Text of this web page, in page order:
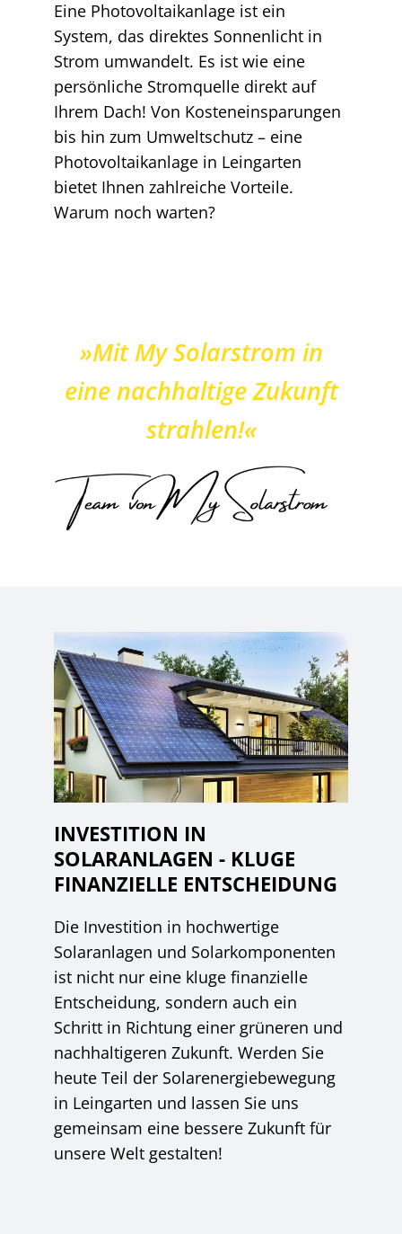
Eine Photovoltaikanlage ist ein
System, das direktes Sonnenlicht in
Strom umwandelt. Es ist wie eine
persönliche Stromquelle direkt auf
Ihrem Dach! Von Kosteneinsparungen
bis hin zum Umweltschutz – eine
Photovoltaikanlage in Leingarten
bietet Ihnen zahlreiche Vorteile.
Warum noch warten?
»Mit My Solarstrom in
eine nachhaltige Zukunft
strahlen!«
INVESTITION IN
SOLARANLAGEN - KLUGE
FINANZIELLE ENTSCHEIDUNG
Die Investition in hochwertige
Solaranlagen und Solarkomponenten
ist nicht nur eine kluge finanzielle
Entscheidung, sondern auch ein
Schritt in Richtung einer grüneren und
nachhaltigeren Zukunft. Werden Sie
heute Teil der Solarenergiebewegung
in Leingarten und lassen Sie uns
gemeinsam eine bessere Zukunft für
unsere Welt gestalten!